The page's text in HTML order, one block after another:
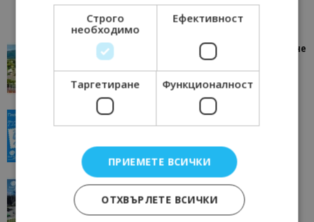
“Пощенска картичка от…”: Петрич – Изживяване
отвъд очакваното
11/07/2026 11:22
“Пощенска картичка от…”: Пловдив, градът на
всички времена
Пловдив 23/06/2026 10:00
“Пощенска картичка от…”: Перник – град на
традициите, културата и вдъхновяващите...
Перник 17/06/2026 09:01
Строго
необходимо
Ефективност
Таргетиране Функционалност
ПРИЕМЕТЕ ВСИЧКИ
ОТХВЪРЛЕТЕ ВСИЧКИ